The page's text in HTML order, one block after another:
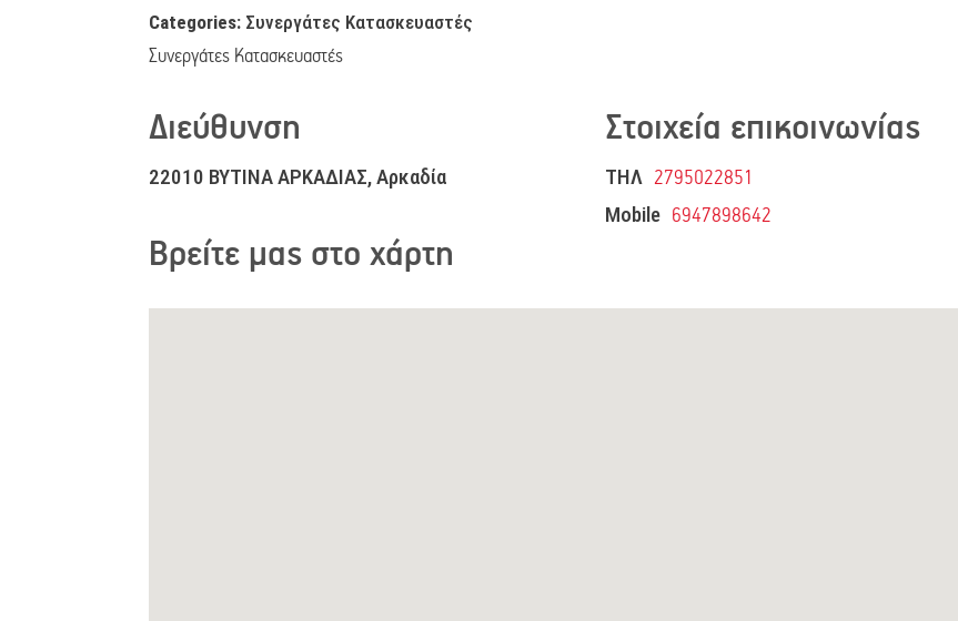
Categories: Συνεργάτες Κατασκευαστές
Συνεργάτες Κατασκευαστές
Διεύθυνση
22010 ΒΥΤΙΝΑ ΑΡΚΑΔΙΑΣ, Αρκαδία
Στοιχεία επικοινωνίας
ΤΗΛ 2795022851
Mobile 6947898642
Βρείτε μας στο χάρτη